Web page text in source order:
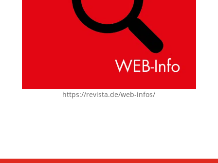
https://revista.de/web-infos/